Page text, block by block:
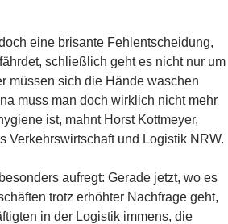
eine brisante Fehlentscheidung,
schließlich geht es nicht nur um
müssen sich die Hände waschen
muss man doch wirklich nicht mehr
ist, mahnt Horst Kottmeyer,
Verkehrswirtschaft und Logistik NRW.
aufregt: Gerade jetzt, wo es
trotz erhöhter Nachfrage geht,
in der Logistik immens, die